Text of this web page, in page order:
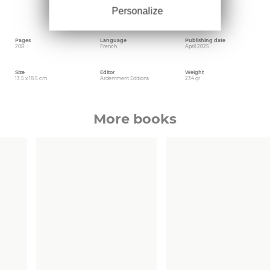
amicale, Marie de Gournay et Michel de
Pages
208
Language
French
Publishing date
April 2025
Size
13.5 x 18.5 cm
Editor
Ardemment Editions
Weight
234 gr
More books
Personalize